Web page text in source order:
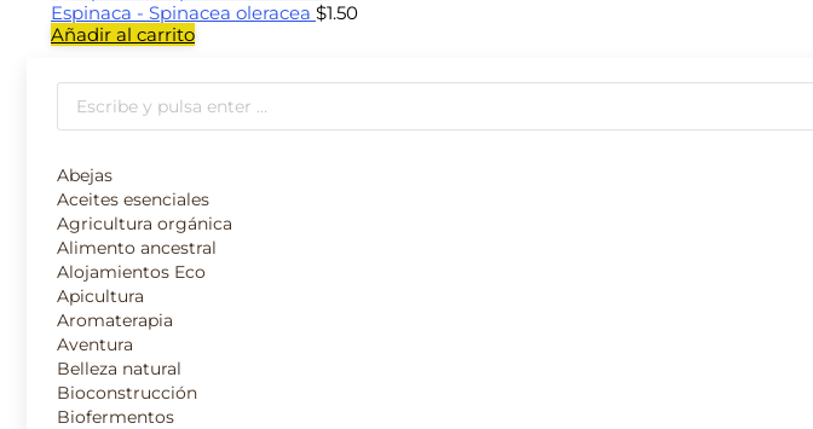
Espinaca - Spinacea oleracea $1.50
Añadir al carrito
Buscar:
Abejas
Aceites esenciales
Agricultura orgánica
Alimento ancestral
Alojamientos Eco
Apicultura
Aromaterapia
Aventura
Belleza natural
Bioconstrucción
Biofermentos